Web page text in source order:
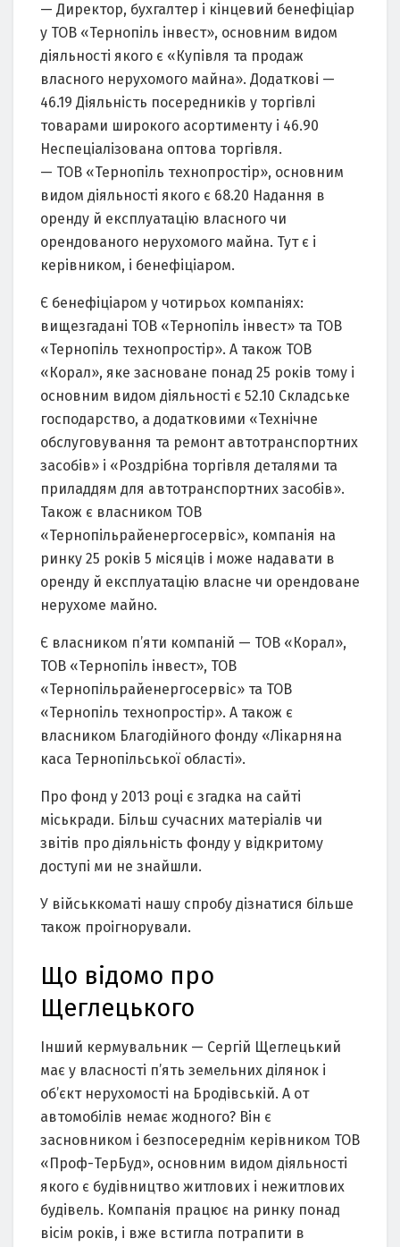
— Директор, бухгалтер і кінцевий бенефіціар
у ТОВ «Тернопіль інвест», основним видом
діяльності якого є «Купівля та продаж
власного нерухомого майна». Додаткові —
46.19 Діяльність посередників у торгівлі
товарами широкого асортименту і 46.90
Неспеціалізована оптова торгівля.
— ТОВ «Тернопіль технопростір», основним
видом діяльності якого є 68.20 Надання в
оренду й експлуатацію власного чи
орендованого нерухомого майна. Тут є і
керівником, і бенефіціаром.
Є бенефіціаром у чотирьох компаніях:
вищезгадані ТОВ «Тернопіль інвест» та ТОВ
«Тернопіль технопростір». А також ТОВ
«Корал», яке засноване понад 25 років тому і
основним видом діяльності є 52.10 Складське
господарство, а додатковими «Технічне
обслуговування та ремонт автотранспортних
засобів» і «Роздрібна торгівля деталями та
приладдям для автотранспортних засобів».
Також є власником ТОВ
«Тернопільрайенергосервіс», компанія на
ринку 25 років 5 місяців і може надавати в
оренду й експлуатацію власне чи орендоване
нерухоме майно.
Є власником п’яти компаній — ТОВ «Корал»,
ТОВ «Тернопіль інвест», ТОВ
«Тернопільрайенергосервіс» та ТОВ
«Тернопіль технопростір». А також є
власником Благодійного фонду «Лікарняна
каса Тернопільської області».
Про фонд у 2013 році є згадка на сайті
міськради. Більш сучасних матеріалів чи
звітів про діяльність фонду у відкритому
доступі ми не знайшли.
У військкоматі нашу спробу дізнатися більше
також проігнорували.
Що відомо про
Щеглецького
Інший кермувальник — Сергій Щеглецький
має у власності п’ять земельних ділянок і
об’єкт нерухомості на Бродівській. А от
автомобілів немає жодного? Він є
засновником і безпосереднім керівником ТОВ
«Проф-ТерБуд», основним видом діяльності
якого є будівництво житлових і нежитлових
будівель. Компанія працює на ринку понад
вісім років, і вже встигла потрапити в